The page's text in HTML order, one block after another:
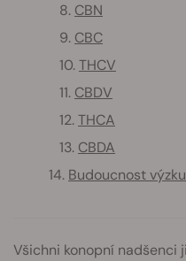
8. CBN
9. CBC
10.THCV
11. CBDV
12.THCA
13. CBDA
14. Budoucnost
Všichni konopní nadšenci